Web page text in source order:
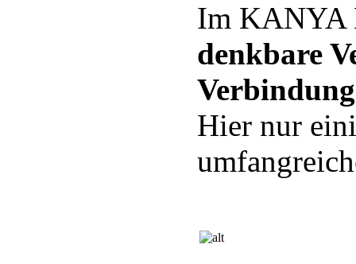
Im KANYA
denkbare
Hier nur